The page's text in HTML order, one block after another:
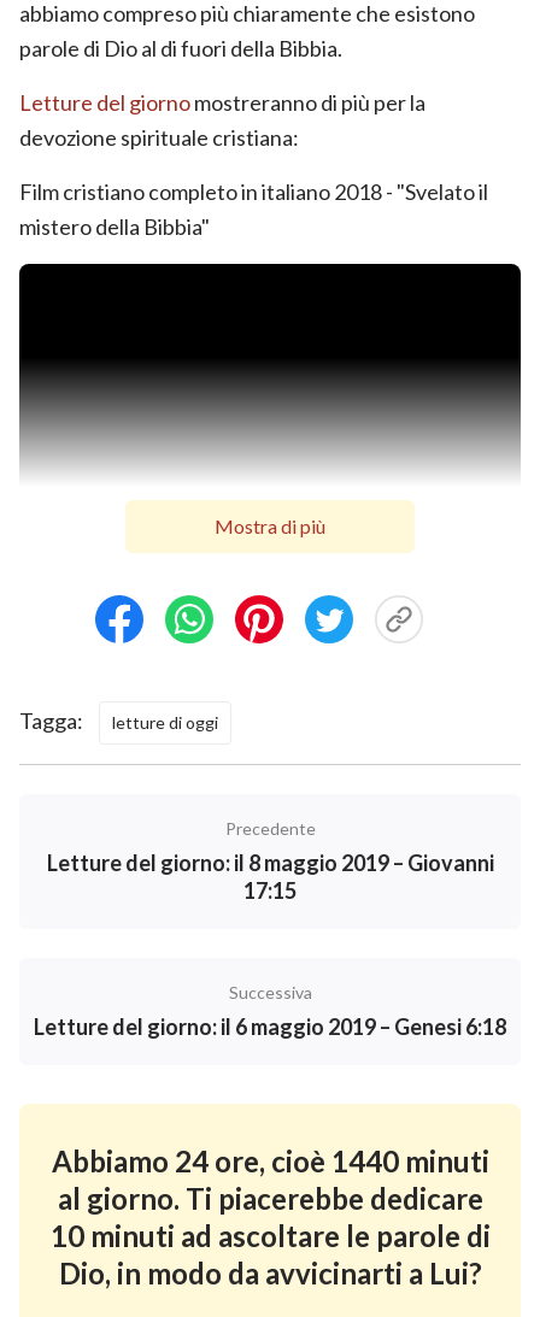
abbiamo compreso più chiaramente che esistono
parole di Dio al di fuori della Bibbia.
Letture del giornomostreranno di più per la
devozione spirituale cristiana:
Film cristiano completo in italiano 2018 - "Svelato il
mistero della Bibbia"
Mostra di più
Tagga: letture di oggi
Precedente
Letture del giorno: il 8 maggio 2019 – Giovanni
17:15
Successiva
Letture del giorno: il 6 maggio 2019 – Genesi 6:18
Abbiamo 24 ore, cioè 1440 minuti
al giorno. Ti piacerebbe dedicare
10 minuti ad ascoltare le parole di
Dio, in modo da avvicinarti a Lui?